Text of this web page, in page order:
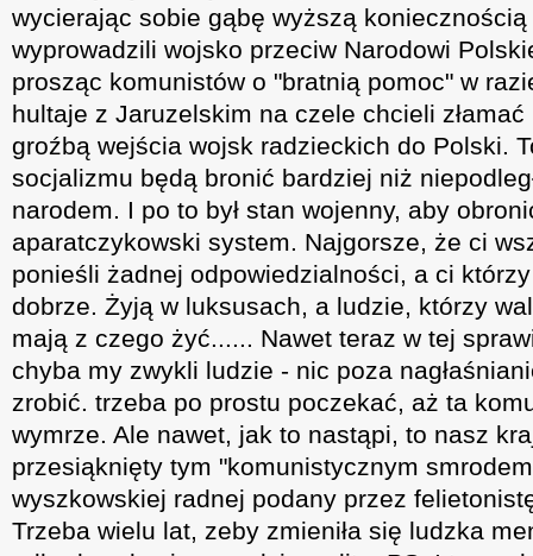
wycierając sobie gąbę wyższą
wyprowadzili wojsko przeciw Narodowi
prosząc komunistów o "bratnią pomoc" w
hultaje z Jaruzelskim na czele chcieli złamać
groźbą wejścia wojsk radzieckich do Polski.
socjalizmu będą bronić bardziej niż
narodem. I po to był stan wojenny, aby
aparatczykowski system. Najgorsze, że ci
ponieśli żadnej odpowiedzialności, a ci
dobrze. Żyją w luksusach, a ludzie, którzy
mają z czego żyć...... Nawet teraz w tej
chyba my zwykli ludzie - nic poza
zrobić. trzeba po prostu poczekać, aż ta
wymrze. Ale nawet, jak to nastąpi, to nasz
przesiąknięty tym "komunistycznym
wyszkowskiej radnej podany przez
Trzeba wielu lat, zeby zmieniła się ludzka